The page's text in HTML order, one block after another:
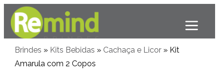
Brindes » Kits Bebidas » Cachaça e Licor» Kit
Amarula com 2 Copos